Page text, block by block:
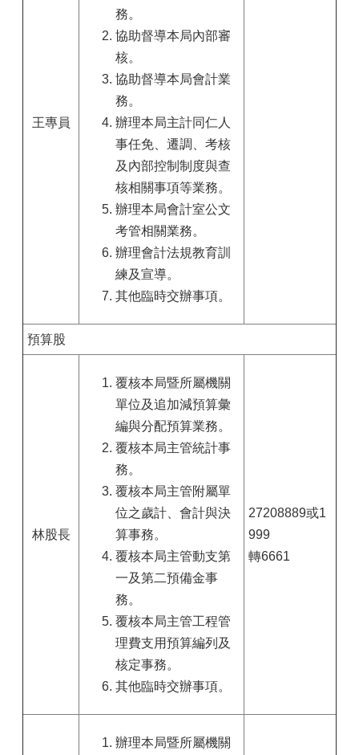
王專員
務。
協助督導本局內部審
核。
協助督導本局會計業
務。
辦理本局主計同仁人
事任免、遷調、考核
及內部控制制度與查
核相關事項等業務。
辦理本局會計室公文
考管相關業務。
辦理會計法規教育訓
練及宣導。
其他臨時交辦事項。
預算股
林股長
覆核本局暨所屬機關
單位及追加減預算彙
編與分配預算業務。
覆核本局主管統計事
務。
覆核本局主管附屬單
位之歲計、會計與決
算事務。
覆核本局主管動支第
一及第二預備金事
務。
覆核本局主管工程管
理費支用預算編列及
核定事務。
其他臨時交辦事項。
27208889或1
999
轉6661
辦理本局暨所屬機關